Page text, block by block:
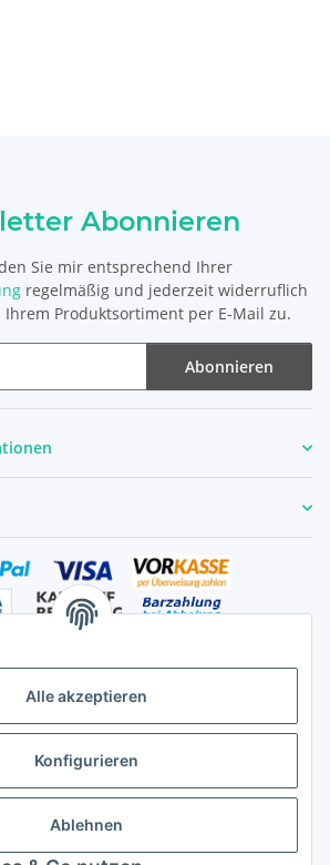
Alle akzeptieren
Konfigurieren
Ablehnen
Abonnieren
Sie mir entsprechend Ihrer
regelmäßig und jederzeit widerruflich
Produktsortiment per E-Mail zu.
Abonnieren